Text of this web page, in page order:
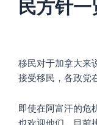
民方针一
移民对于加拿大来
接受移民，各政党
即使在阿富汗的危